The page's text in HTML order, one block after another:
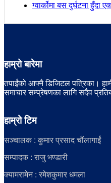
ग्वार्कोमा बस दुर्घटना हुँदा
हाम्रो बारेमा
तपाईंको आफ्नै डिजिटल पत्रिका।
समाचार सम्प्रेषणका लागि सदैव
हाम्रो टिम
सञ्चालक : कुमार प्रसाद चौंलागाईं
सम्पादक : राजु भण्डारी
क्यामरामेन : रमेशकुमार धमला